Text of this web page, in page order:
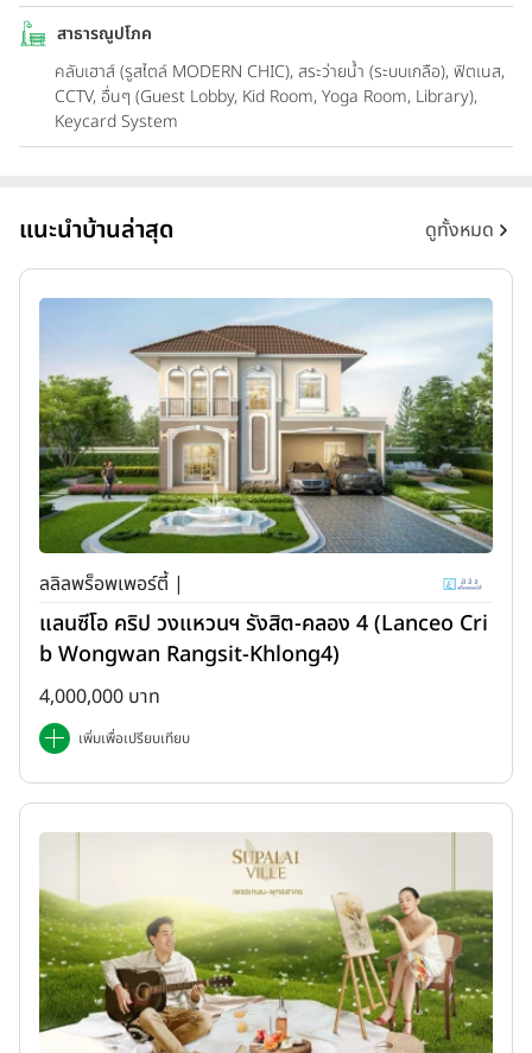
สาธารณูปโภค
คลับเฮาส์ (รูสไตล์ MODERN CHIC), สระว่ายน้ำ (ระบบเกลือ), ฟิตเนส,
CCTV, อื่นๆ (Guest Lobby, Kid Room, Yoga Room, Library),
Keycard System
แนะนำบ้านล่าสุด ดูทั้งหมด
ลลิลพร็อพเพอร์ตี้ |
แลนซีโอ คริป วงแหวนฯ รังสิต-คลอง 4 (Lanceo Cri
b Wongwan Rangsit-Khlong4)
4,000,000 บาท
เพิ่มเพื่อเปรียบเทียบ